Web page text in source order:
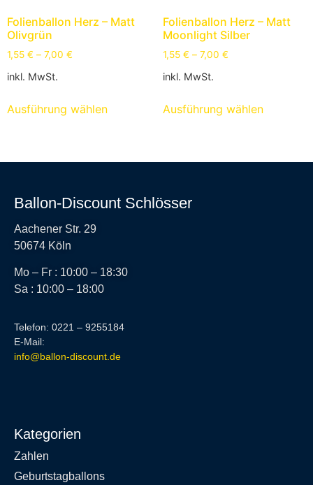
Folienballon Herz – Matt
Olivgrün
1,55 € – 7,00 €
inkl. MwSt.
Ausführung wählen
Folienballon Herz – Matt
Moonlight Silber
1,55 € – 7,00 €
inkl. MwSt.
Ausführung wählen
Ballon-Discount Schlösser
Aachener Str. 29
50674 Köln
Mo – Fr : 10:00 – 18:30
Sa : 10:00 – 18:00
Telefon: 0221 – 9255184
E-Mail:
info@ballon-discount.de
Kategorien
Zahlen
Geburtstagballons